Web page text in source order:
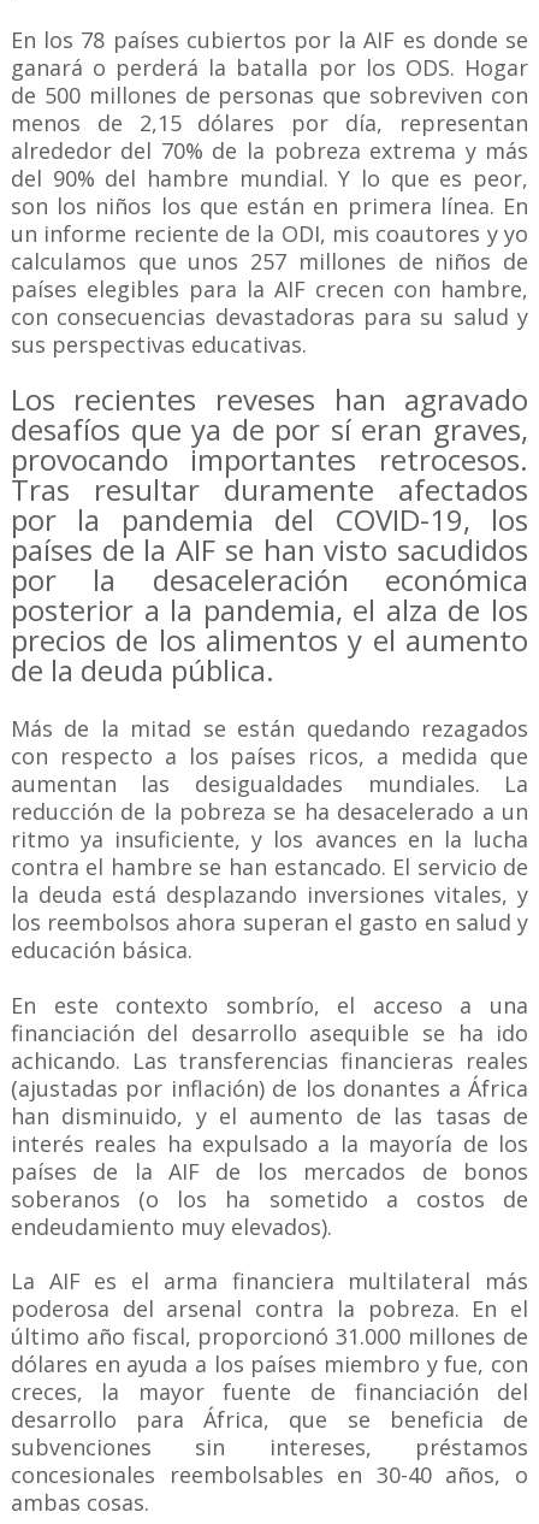
En los 78 países cubiertos por la AIF es donde se
ganará o perderá la batalla por los ODS. Hogar
de 500 millones de personas que sobreviven con
menos de 2,15 dólares por día, representan
alrededor del 70% de la pobreza extrema y más
del 90% del hambre mundial. Y lo que es peor,
son los niños los que están en primera línea. En
un informe reciente de la ODI, mis coautores y yo
calculamos que unos 257 millones de niños de
países elegibles para la AIF crecen con hambre,
con consecuencias devastadoras para su salud y
sus perspectivas educativas.
Los recientes reveses han agravado
desafíos que ya de por sí eran graves,
provocando importantes retrocesos.
Tras resultar duramente afectados
por la pandemia del COVID-19, los
países de la AIF se han visto sacudidos
por la desaceleración económica
posterior a la pandemia, el alza de los
precios de los alimentos y el aumento
de la deuda pública.
Más de la mitad se están quedando rezagados
con respecto a los países ricos, a medida que
aumentan las desigualdades mundiales. La
reducción de la pobreza se ha desacelerado a un
ritmo ya insuficiente, y los avances en la lucha
contra el hambre se han estancado. El servicio de
la deuda está desplazando inversiones vitales, y
los reembolsos ahora superan el gasto en salud y
educación básica.
En este contexto sombrío, el acceso a una
financiación del desarrollo asequible se ha ido
achicando. Las transferencias financieras reales
(ajustadas por inflación) de los donantes a África
han disminuido, y el aumento de las tasas de
interés reales ha expulsado a la mayoría de los
países de la AIF de los mercados de bonos
soberanos (o los ha sometido a costos de
endeudamiento muy elevados).
La AIF es el arma financiera multilateral más
poderosa del arsenal contra la pobreza. En el
último año fiscal, proporcionó 31.000 millones de
dólares en ayuda a los países miembro y fue, con
creces, la mayor fuente de financiación del
desarrollo para África, que se beneficia de
subvenciones sin intereses, préstamos
concesionales reembolsables en 30-40 años, o
ambas cosas.